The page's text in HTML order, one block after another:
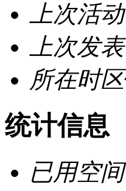
上次活
上次发
所在时区
统计信息
已用空间